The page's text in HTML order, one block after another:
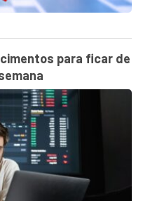
para ficar de